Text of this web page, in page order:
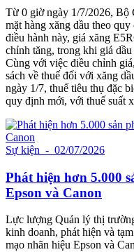
Từ 0 giờ ngày 1/7/2026, Bộ
mặt hàng xăng dầu theo
điều hành này, giá xăng
chỉnh tăng, trong khi giá
Cùng với việc điều chỉnh
sách về thuế đối với xăng
ngày 1/7, thuế tiêu thụ đặc
quy định mới, với thuế suất
Sự kiện - 02/07/2026
Phát hiện hơn 5.000
Epson và Canon
Lực lượng Quản lý thị
kinh doanh, phát hiện và
mạo nhãn hiệu Epson và